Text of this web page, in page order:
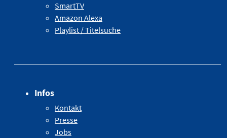
SmartTV
Amazon Alexa
Playlist / Titelsuche
Infos
Kontakt
Presse
Jobs